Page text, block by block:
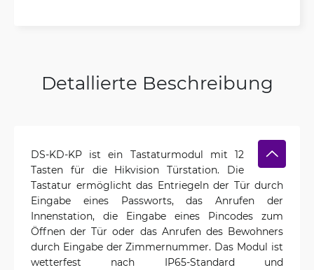
Detallierte Beschreibung
DS-KD-KP ist ein Tastaturmodul mit 12
Tasten für die Hikvision Türstation. Die
Tastatur ermöglicht das Entriegeln der Tür durch
Eingabe eines Passworts, das Anrufen der
Innenstation, die Eingabe eines Pincodes zum
Öffnen der Tür oder das Anrufen des Bewohners
durch Eingabe der Zimmernummer. Das Modul ist
wetterfest nach IP65-Standard und